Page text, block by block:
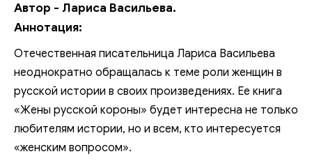
Автор - Лариса Васильева.
Аннотация:
Отечественная писательница Лариса Васильева
неоднократно обращалась к теме роли женщин в
русской истории в своих произведениях. Ее книга
«Жены русской короны» будет интересна не только
любителям истории, но и всем, кто интересуется
«женским вопросом».